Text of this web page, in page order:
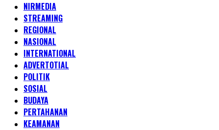
NIRMEDIA
STREAMING
REGIONAL
NASIONAL
INTERNATIONAL
ADVERTOTIAL
POLITIK
SOSIAL
BUDAYA
PERTAHANAN
KEAMANAN